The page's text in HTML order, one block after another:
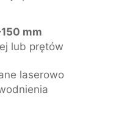
mm
lub prętów
laserowo